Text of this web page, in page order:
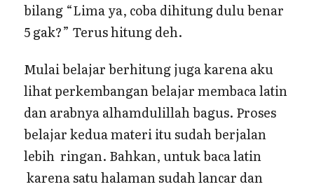
bilang “Lima ya, coba dihitung dulu benar
5 gak?” Terus hitung deh.
Mulai belajar berhitung juga karena aku
lihat perkembangan belajar membaca latin
dan arabnya alhamdulillah bagus. Proses
belajar kedua materi itu sudah berjalan
lebih ringan. Bahkan, untuk baca latin
karena satu halaman sudah lancar dan